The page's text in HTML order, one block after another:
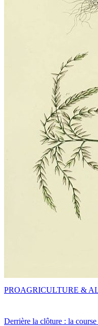
Derrière la clôture : la
PROAGRICULTURE &